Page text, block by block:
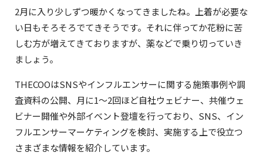
2月に入り少しずつ暖かくなってきましたね。上着が必要な
い日もそろそろでてきそうです。それに伴ってか花粉に苦
しむ方が増えてきておりますが、薬などで乗り切っていき
ましょう。
THECOOはSNSやインフルエンサーに関する施策事例や調
査資料の公開、月に1〜2回ほど自社ウェビナー、共催ウェ
ビナー開催や外部イベント登壇を行っており、SNS、イン
フルエンサーマーケティングを検討、実施する上で役立つ
さまざまな情報を紹介しています。